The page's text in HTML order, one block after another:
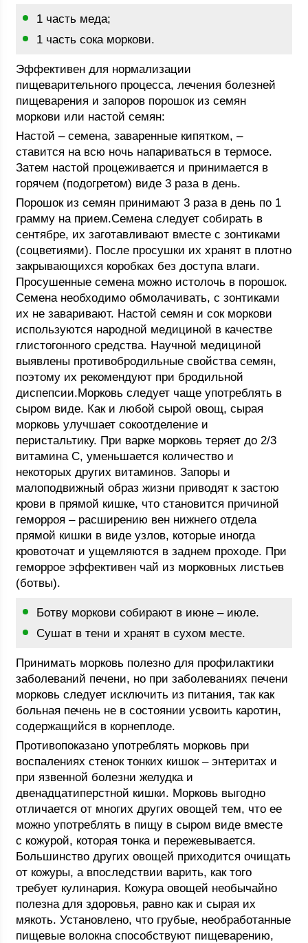
1 часть меда;
1 часть сока моркови.
Эффективен для нормализации
пищеварительного процесса, лечения болезней
пищеварения и запоров порошок из семян
моркови или настой семян:
Настой – семена, заваренные кипятком, –
ставится на всю ночь напариваться в термосе.
Затем настой процеживается и принимается в
горячем (подогретом) виде 3 раза в день.
Порошок из семян принимают 3 раза в день по 1
грамму на прием.Семена следует собирать в
сентябре, их заготавливают вместе с зонтиками
(соцветиями). После просушки их хранят в плотно
закрывающихся коробках без доступа влаги.
Просушенные семена можно истолочь в порошок.
Семена необходимо обмолачивать, с зонтиками
их не заваривают. Настой семян и сок моркови
используются народной медициной в качестве
глистогонного средства. Научной медициной
выявлены противобродильные свойства семян,
поэтому их рекомендуют при бродильной
диспепсии.Морковь следует чаще употреблять в
сыром виде. Как и любой сырой овощ, сырая
морковь улучшает сокоотделение и
перистальтику. При варке морковь теряет до 2/3
витамина С, уменьшается количество и
некоторых других витаминов. Запоры и
малоподвижный образ жизни приводят к застою
крови в прямой кишке, что становится причиной
геморроя – расширению вен нижнего отдела
прямой кишки в виде узлов, которые иногда
кровоточат и ущемляются в заднем проходе. При
геморрое эффективен чай из морковных листьев
(ботвы).
Ботву моркови собирают в июне – июле.
Сушат в тени и хранят в сухом месте.
Принимать морковь полезно для профилактики
заболеваний печени, но при заболеваниях печени
морковь следует исключить из питания, так как
больная печень не в состоянии усвоить каротин,
содержащийся в корнеплоде.
Противопоказано употреблять морковь при
воспалениях стенок тонких кишок – энтеритах и
при язвенной болезни желудка и
двенадцатиперстной кишки. Морковь выгодно
отличается от многих других овощей тем, что ее
можно употреблять в пищу в сыром виде вместе
с кожурой, которая тонка и пережевывается.
Большинство других овощей приходится очищать
от кожуры, а впоследствии варить, как того
требует кулинария. Кожура овощей необычайно
полезна для здоровья, равно как и сырая их
мякоть. Установлено, что грубые, необработанные
пищевые волокна способствуют пищеварению,